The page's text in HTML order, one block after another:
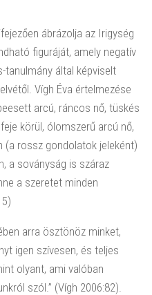
ábrázolja az Irigység
figuráját, amely negatív
tanulmány által képviselt
Vígh Éva értelmezése
arcú, ráncos nő, tüskés
körül, ólomszerű arcú nő,
(a rossz gondolatok jeleként)
a soványság is száraz
a szeretet minden
arra ösztönöz minket,
igen szívesen, és teljes
olyant, ami valóban
szól.” (Vígh 2006:82).